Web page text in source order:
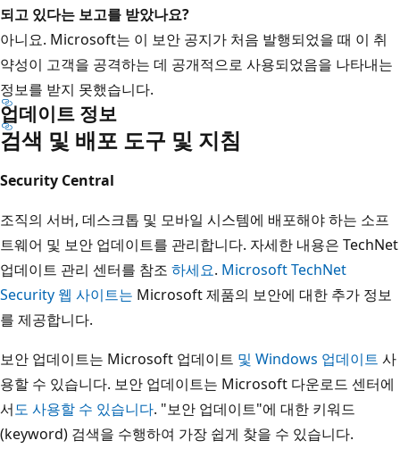
되고 있다는 보고를 받았나요?
아니요. Microsoft는 이 보안 공지가 처음 발행되었을 때 이 취
약성이 고객을 공격하는 데 공개적으로 사용되었음을 나타내는
정보를 받지 못했습니다.
업데이트 정보
검색 및 배포 도구 및 지침
Security Central
조직의 서버, 데스크톱 및 모바일 시스템에 배포해야 하는 소프
트웨어 및 보안 업데이트를 관리합니다. 자세한 내용은 TechNet
업데이트 관리 센터를 참조 하세요. Microsoft TechNet
Security 웹 사이트는 Microsoft 제품의 보안에 대한 추가 정보
를 제공합니다.
보안 업데이트는 Microsoft 업데이트 및 Windows 업데이트 사
용할 수 있습니다. 보안 업데이트는 Microsoft 다운로드 센터에
서도 사용할 수 있습니다. "보안 업데이트"에 대한 키워드
(keyword) 검색을 수행하여 가장 쉽게 찾을 수 있습니다.